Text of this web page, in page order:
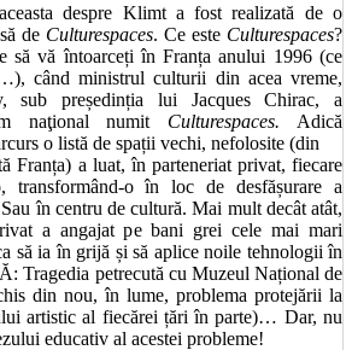
despre Klimt a fost realizată de o
de Culturespaces. Ce este Culturespaces?
să vă întoarceți în Franța anului 1996 (ce
când ministrul culturii din acea vreme,
sub președinția lui Jacques Chirac, a
naţional numit Culturespaces. Adică
o listă de spații vechi, nefolosite (din
Franța) a luat, în parteneriat privat, fiecare
transformând-o în loc de desfășurare a
în centru de cultură. Mai mult decât atât,
a angajat pe bani grei cele mai mari
să ia în grijă și să aplice noile tehnologii în
Tragedia petrecută cu Muzeul Național de
din nou, în lume, problema protejării la
artistic al fiecărei țări în parte)… Dar, nu
educativ al acestei probleme!